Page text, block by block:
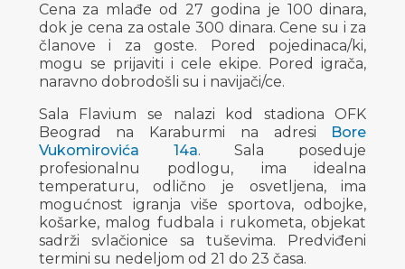
Cena za mlađe od 27 godina je 100 dinara,
dok je cena za ostale 300 dinara. Cene su i za
članove i za goste. Pored pojedinaca/ki,
mogu se prijaviti i cele ekipe. Pored igrača,
naravno dobrodošli su i navijači/ce.
Sala Flavium se nalazi kod stadiona OFK
Beograd na Karaburmi na adresi
Bore
Vukomirovića 14a. Sala poseduje
profesionalnu podlogu, ima idealna
temperaturu, odlično je osvetljena, ima
mogućnost igranja više sportova, odbojke,
košarke, malog fudbala i rukometa, objekat
sadrži svlačionice sa tuševima. Predviđeni
termini su nedeljom od 21 do 23 časa.